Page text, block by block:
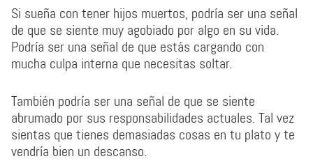
Si sueña con tener hijos muertos, podría ser una señal
de que se siente muy agobiado por algo en su vida.
Podría ser una señal de que estás cargando con
mucha culpa interna que necesitas soltar.
También podría ser una señal de que se siente
abrumado por sus responsabilidades actuales. Tal vez
sientas que tienes demasiadas cosas en tu plato y te
vendría bien un descanso.